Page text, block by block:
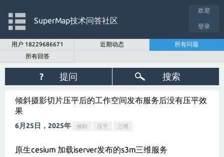
欢迎
登录
SuperMap技术问答社区
用户 18229686671 近期动态
所有问题
所有回答
? 提问 搜索
倾斜摄影切片压平后的工作空间发布服务后没有压平效
果
6月25日，2025年 倾斜 压平 三维
原生cesium 加载iserver发布的s3m三维服务